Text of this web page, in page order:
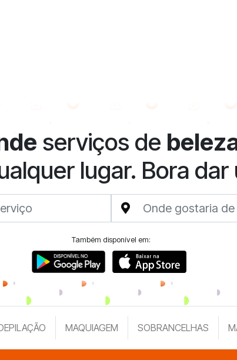
serviços de
lugar. Bora
Também disponível em:
MAQUIAGEM SOBRANCELHAS